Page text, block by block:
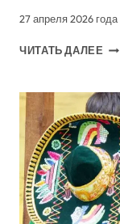
27 апреля 2026 года
ЧИТАТЬ ДАЛЕЕ
ОТ
К